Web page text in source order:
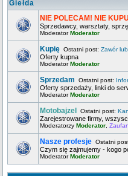
Giełda
NIE POLECAM! NIE
Sprzedawcy, warsztaty,
ModeratorModerator
Kupię Ostatni post: Zawór lub
Oferty kupna
ModeratorModerator
Sprzedam Ostatni post:
Oferty sprzedaży, linki do
ModeratorModerator
Motobajzel Ostatni post:
Zarejestrowane firmy,
Moderatorzy Moderator
Nasze profesje Ostatni
Czym się zajmujemy - kogo
ModeratorModerator